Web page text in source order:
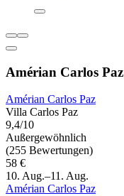
Amérian Carlos Paz
Amérian Carlos Paz
Villa Carlos Paz
9,4/10
Außergewöhnlich
(255 Bewertungen)
58 €
10. Aug.–11. Aug.
Amérian Carlos Paz